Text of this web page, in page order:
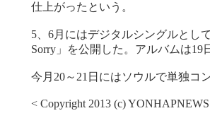
仕上がったという。
5、6月にはデジタルシングルとし
Sorry」を公開した。アルバムは19
今月20～21日にはソウルで単独コ
< Copyright 2013 (c)